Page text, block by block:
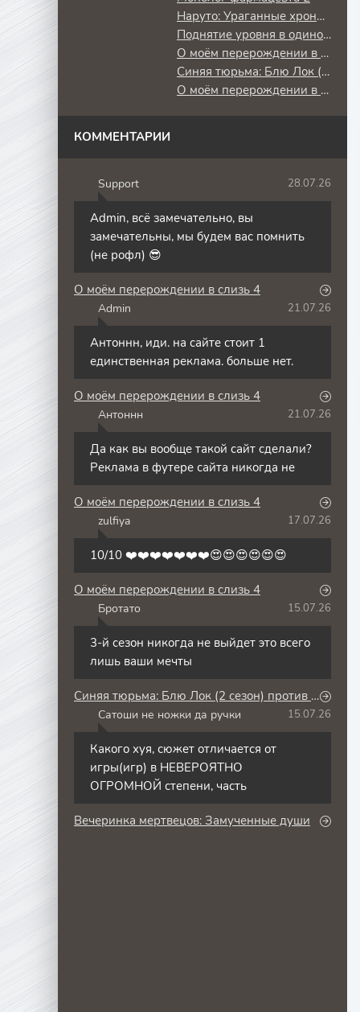
Наруто: Ураганные хроники
Поднятие уровня в одиночку: Повторное пробуждение
О моём перерождении в слизь
Синяя тюрьма: Блю Лок (2 сезон) против юношеской сборной Японии
О моём перерождении в слизь 3
КОММЕНТАРИИ
Support 28.07.26
Admin, всё замечательно, вы
замечательны, мы будем вас помнить
(не рофл) 😎
О моём перерождении в слизь 4
Admin 21.07.26
Антоннн, иди. на сайте стоит 1
единственная реклама. больше нет.
О моём перерождении в слизь 4
Антоннн 21.07.26
Да как вы вообще такой сайт сделали?
Реклама в футере сайта никогда не
О моём перерождении в слизь 4
zulfiya 17.07.26
10/10 ❤️❤️❤️❤️❤️❤️❤️😍😍😍😍😍😍
О моём перерождении в слизь 4
Бротато 15.07.26
3-й сезон никогда не выйдет это всего
лишь ваши мечты
Синяя тюрьма: Блю Лок (2 сезон) против юношеской сборной Японии
Сатоши не ножки да ручки 15.07.26
Какого хуя, сюжет отличается от
игры(игр) в НЕВЕРОЯТНО
ОГРОМНОЙ степени, часть
Вечеринка мертвецов: Замученные души